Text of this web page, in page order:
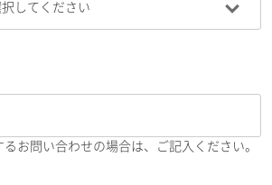
お問い合わせの場合は、ご記入ください。